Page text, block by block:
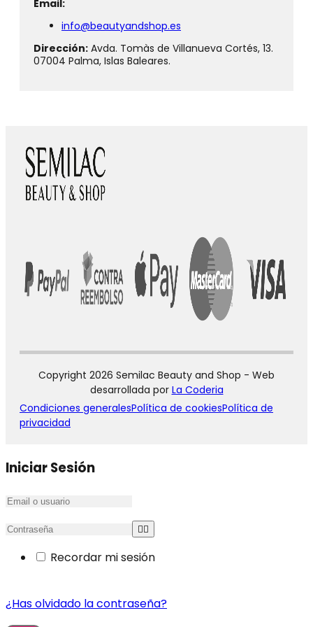
Email:
info@beautyandshop.es
Dirección: Avda. Tomàs de Villanueva Cortés, 13.
07004 Palma, Islas Baleares.
Copyright 2026 Semilac Beauty and Shop - Web
desarrollada por La Coderia
Condiciones generalesPolítica de cookiesPolítica de
privacidad
Iniciar Sesión
Recordar mi sesión
¿Has olvidado la contraseña?